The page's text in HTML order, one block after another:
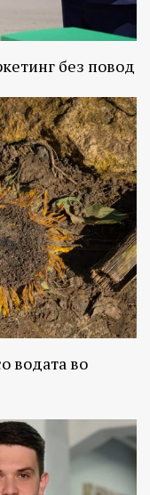
без повод
водата во